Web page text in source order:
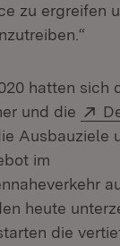
zu ergreifen
hatten sich
und die
Ausbauziele
im
heute
die